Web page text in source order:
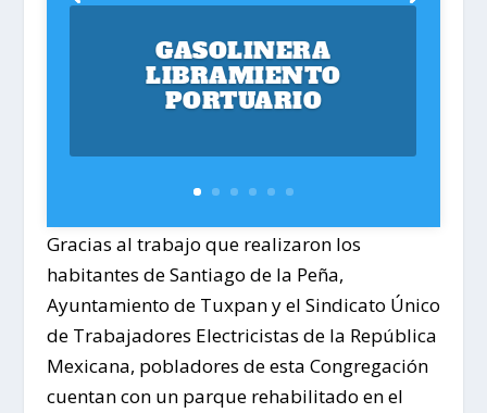
GASOLINERA
LIBRAMIENTO
PORTUARIO
Gracias al trabajo que realizaron los
habitantes de Santiago de la Peña,
Ayuntamiento de Tuxpan y el Sindicato Único
de Trabajadores Electricistas de la República
Mexicana, pobladores de esta Congregación
cuentan con un parque rehabilitado en el